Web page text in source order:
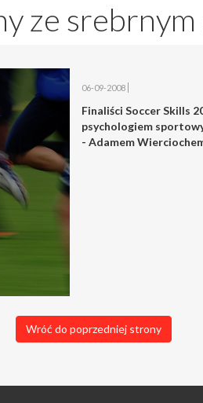
ze
06-09-2008
Finaliści Soccer Skills
psychologiem
- Adamem
Wróć do poprzedniej strony